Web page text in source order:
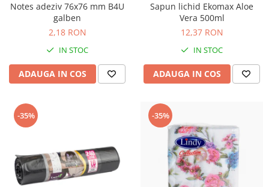
Notes adeziv 76x76 mm B4U
galben
2,18 RON
IN STOC
ADAUGA IN COS
Sapun lichid Ekomax Aloe
Vera 500ml
12,37 RON
IN STOC
ADAUGA IN COS
-35% -35%